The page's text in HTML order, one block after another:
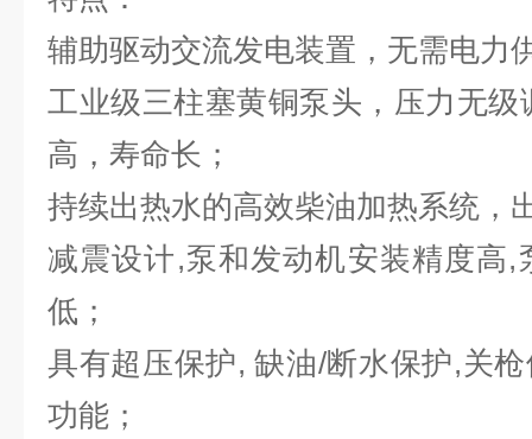
辅助驱动交流发电装置 ，无需电力
工业级三柱塞黄铜泵头，压力无
高，寿命长；
持续出热水的高效柴油加热系统，
减震设计,泵和发动机安装精度高
低；
具有超压保护, 缺油/断水保护,关
功能；